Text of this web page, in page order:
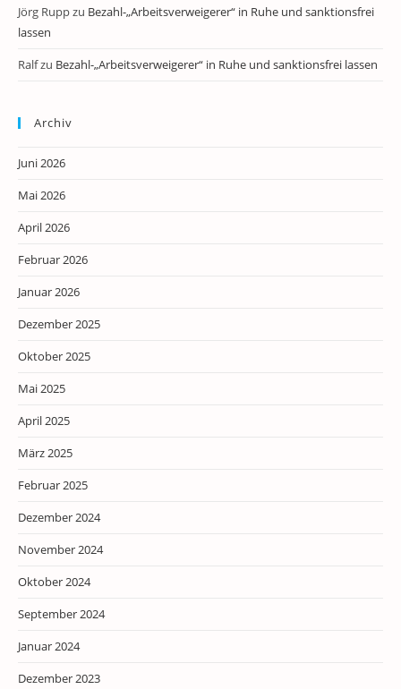
Jörg Ruppzu Bezahl-„Arbeitsverweigerer“ in Ruhe und sanktionsfrei
lassen
Ralfzu Bezahl-„Arbeitsverweigerer“ in Ruhe und sanktionsfrei lassen
Archiv
Juni 2026
Mai 2026
April 2026
Februar 2026
Januar 2026
Dezember 2025
Oktober 2025
Mai 2025
April 2025
März 2025
Februar 2025
Dezember 2024
November 2024
Oktober 2024
September 2024
Januar 2024
Dezember 2023